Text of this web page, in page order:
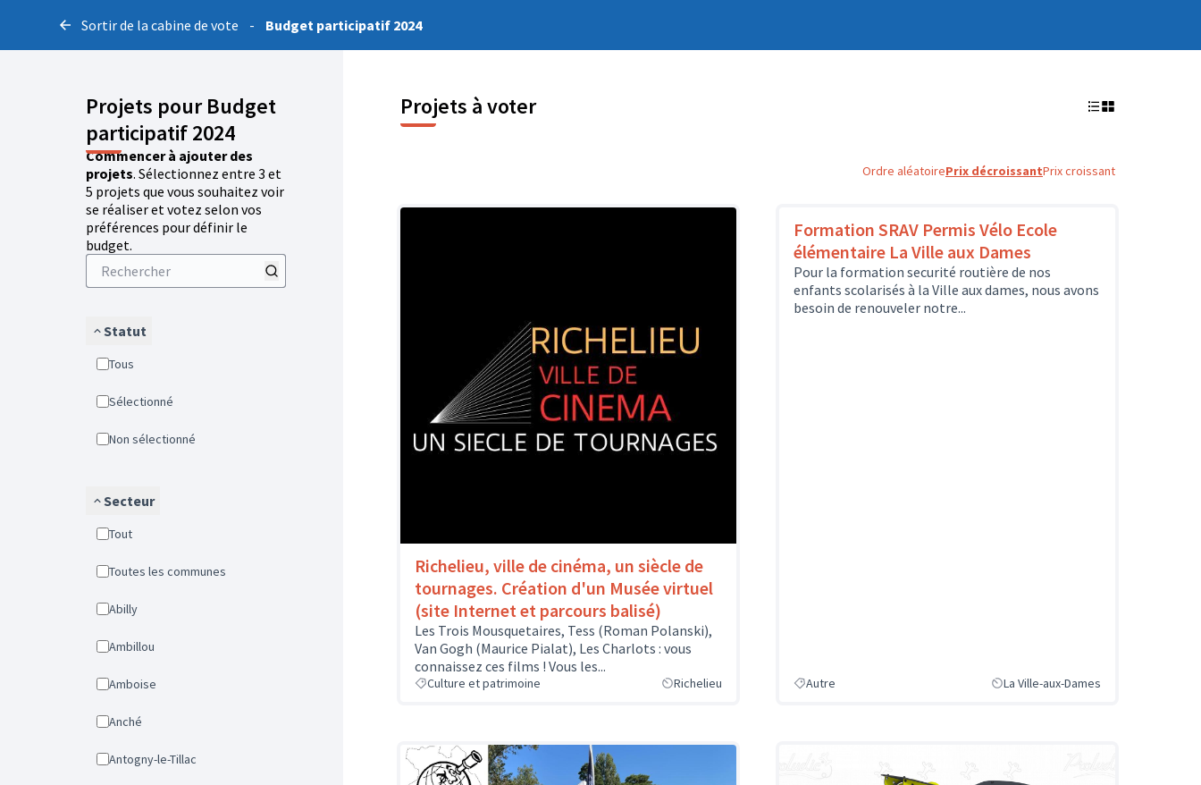
Sortir de la cabine de vote - Budget participatif 2024
Projets pour Budget
participatif 2024
Commencer à ajouter des
projets. Sélectionnez entre 3 et
5 projets que vous souhaitez voir
se réaliser et votez selon vos
préférences pour définir le
budget.
Statut
Tous
Sélectionné
Non sélectionné
Secteur
Tout
Toutes les communes
Abilly
Ambillou
Amboise
Anché
Antogny-le-Tillac
Projets à voter
Ordre aléatoirePrix décroissantPrix croissant
Richelieu, ville de cinéma, un siècle de
tournages. Création d'un Musée virtuel
(site Internet et parcours balisé)
Les Trois Mousquetaires, Tess (Roman Polanski),
Van Gogh (Maurice Pialat), Les Charlots : vous
connaissez ces films ! Vous les...
Culture et patrimoine Richelieu
Formation SRAV Permis Vélo Ecole
élémentaire La Ville aux Dames
Pour la formation securité routière de nos
enfants scolarisés à la Ville aux dames, nous avons
besoin de renouveler notre...
Autre La Ville-aux-Dames